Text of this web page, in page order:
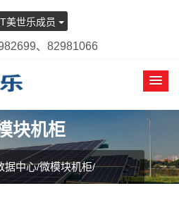
美世乐成员
、82981066
块机柜
据中心/微模块机柜/